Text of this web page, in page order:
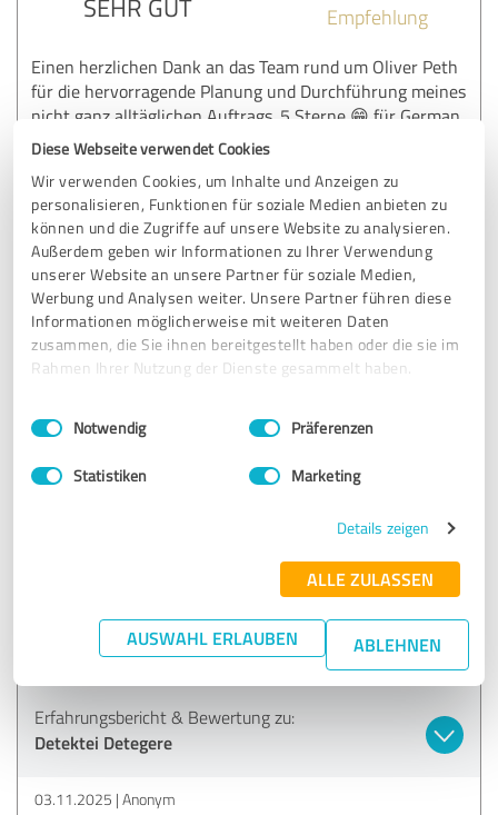
Diese Webseite verwendet Cookies
Wir verwenden Cookies, um Inhalte und Anzeigen zu
personalisieren, Funktionen für soziale Medien anbieten zu
können und die Zugriffe auf unsere Website zu analysieren.
Außerdem geben wir Informationen zu Ihrer Verwendung
unserer Website an unsere Partner für soziale Medien,
Werbung und Analysen weiter. Unsere Partner führen diese
Informationen möglicherweise mit weiteren Daten
zusammen, die Sie ihnen bereitgestellt haben oder die sie im
Rahmen Ihrer Nutzung der Dienste gesammelt haben.
Impressum Datenschutzbestimmungen
Einwilligungsauswahl
Notwendig Präferenzen
Statistiken Marketing
Details zeigen
ALLE ZULASSEN
AUSWAHL ERLAUBEN ABLEHNEN
Empfehlung
Einen herzlichen Dank an das Team rund um Oliver Peth
für die hervorragende Planung und Durchführung meines
nicht ganz alltäglichen Auftrags. 5 Sterne 😁 für German
Sherlock,💯
Erfahrungsbericht & Bewertung zu:
Detektei Detegere
08.11.2025 Anonym
Kommentar von Detektei Detegere:
5,00 von 5
Empfehlung
vom 1. Kontakt bis zum letzten Kontakt alles zu meiner
vollsten Zufriedenheit
absolute Professionalität
Erfahrungsbericht & Bewertung zu:
Detektei Detegere
03.11.2025 Anonym